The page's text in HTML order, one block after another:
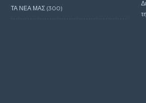
ΤΑ ΝΕΑ ΜΑΣ(300)